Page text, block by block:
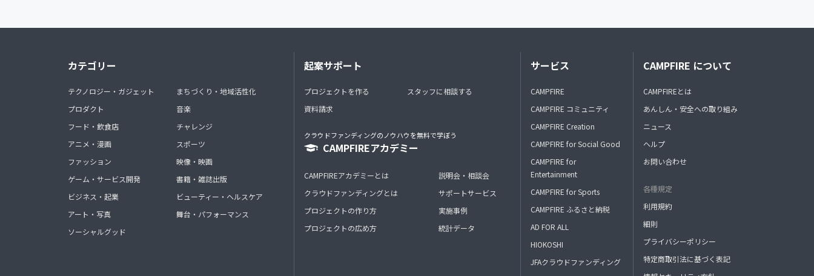
カテゴリー
テクノロジー・ガジェット
プロダクト
フード・飲食店
アニメ・漫画
ファッション
ゲーム・サービス開発
ビジネス・起業
アート・写真
ソーシャルグッド
まちづくり・地域活性化
音楽
チャレンジ
スポーツ
映像・映画
書籍・雑誌出版
ビューティー・ヘルスケア
舞台・パフォーマンス
起案サポート
プロジェクトを作る
資料請求
スタッフに相談する
クラウドファンディングのノウハウを無料で学ぼう
CAMPFIREアカデミー
CAMPFIREアカデミーとは
クラウドファンディングとは
プロジェクトの作り方
プロジェクトの広め方
説明会・相談会
サポートサービス
実施事例
統計データ
サービス
CAMPFIRE
CAMPFIRE コミュニティ
CAMPFIRE Creation
CAMPFIRE for Social Good
CAMPFIRE for
Entertainment
CAMPFIRE for Sports
CAMPFIRE ふるさと納税
AD FOR ALL
HIOKOSHI
JFAクラウドファンディング
CAMPFIRE について
CAMPFIREとは
あんしん・安全への取り組み
ニュース
ヘルプ
お問い合わせ
各種規定
利用規約
細則
プライバシーポリシー
特定商取引法に基づく表記